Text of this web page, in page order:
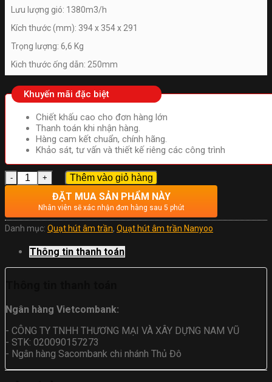
Lưu lượng gió: 1380m3/h
Kích thước (mm): 394 x 354 x 291
Trọng lượng: 6,6 Kg
Kich thước ống dẫn: 250mm
Khuyến mãi đặc biệt
Chiết khấu cao cho đơn hàng lớn
Thanh toán khi nhận hàng.
Hàng cam kết chuẩn, chính hãng.
Khảo sát, tư vấn và thiết kế riêng các công trình
Số lượng Thêm vào giỏ hàng
ĐẶT MUA SẢN PHẨM NÀY
Nhân viên sẽ xác nhận đơn hàng sau 5 phút
Danh mục: Quạt hút âm trần, Quạt hút âm trần Nanyoo
Thông tin thanh toán
Ngân hàng Vietcombank:
- CÔNG TY TNHH THƯƠNG MẠI VÀ XÂY DỰNG NAM VŨ
- STK: 020090157273
- Ngân hàng Sacombank chi nhánh Thủ Đô